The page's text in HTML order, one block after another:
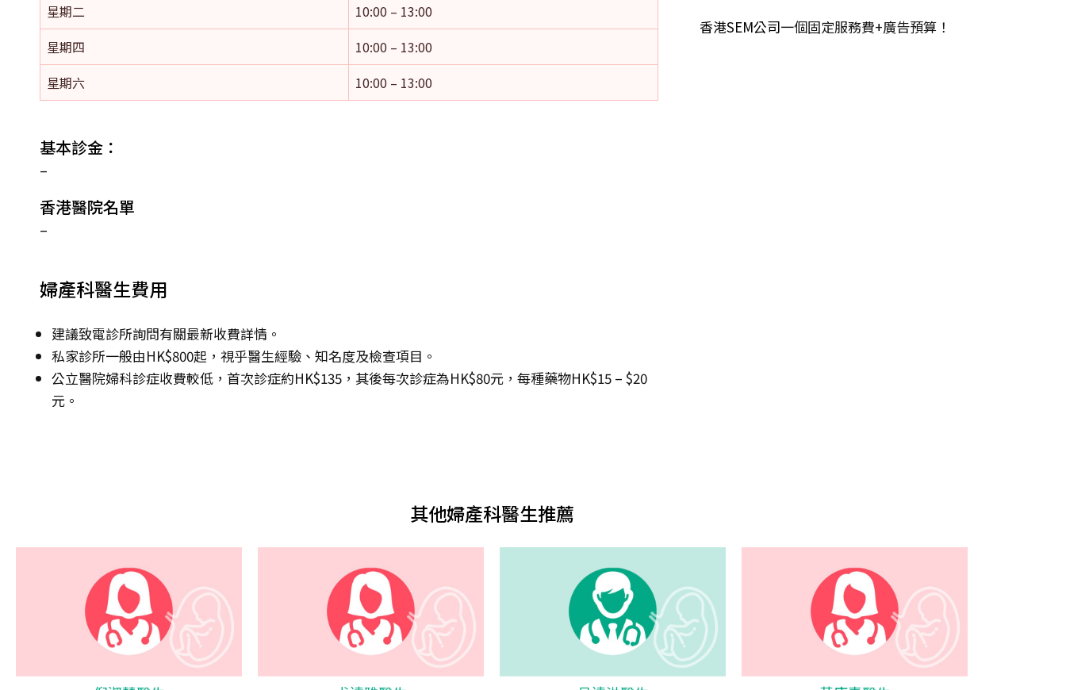
星期二
10:00 – 13:00
星期四
10:00 – 13:00
星期六
10:00 – 13:00
基本診金：
–
香港醫院名單
–
婦產科醫生費用
建議致電診所詢問有關最新收費詳情。
私家診所一般由HK$800起，視乎醫生經驗、知名度及檢查項目。
公立醫院婦科診症收費較低，首次診症約HK$135，其後每次診症為HK$80元，每種藥物HK$15 – $20
元。
香港SEM公司一個固定服務費+廣告預算！
其他婦產科醫生推薦